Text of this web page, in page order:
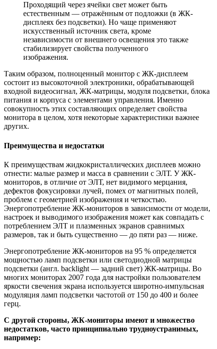
Проходящий через ячейки свет может быть
естественным — отражённым от подложки (в ЖК-
дисплеях без подсветки). Но чаще применяют
искусственный источник света, кроме
независимости от внешнего освещения это также
стабилизирует свойства полученного
изображения.
Таким образом, полноценный монитор с ЖК-дисплеем
состоит из высокоточной электроники, обрабатывающей
входной видеосигнал, ЖК-матрицы, модуля подсветки, блока
питания и корпуса с элементами управления. Именно
совокупность этих составляющих определяет свойства
монитора в целом, хотя некоторые характеристики важнее
других.
Преимущества и недостатки
К преимуществам жидкокристаллических дисплеев можно
отнести: малые размер и масса в сравнении с ЭЛТ. У ЖК-
мониторов, в отличие от ЭЛТ, нет видимого мерцания,
дефектов фокусировки лучей, помех от магнитных полей,
проблем с геометрией изображения и четкостью.
Энергопотребление ЖК-мониторов в зависимости от модели,
настроек и выводимого изображения может как совпадать с
потреблением ЭЛТ и плазменных экранов сравнимых
размеров, так и быть существенно — до пяти раз — ниже.
Энергопотребление ЖК-мониторов на 95 % определяется
мощностью ламп подсветки или светодиодной матрицы
подсветки (англ. backlight — задний свет) ЖК-матрицы. Во
многих мониторах 2007 года для настройки пользователем
яркости свечения экрана используется широтно-импульсная
модуляция ламп подсветки частотой от 150 до 400 и более
герц.
С другой стороны, ЖК-мониторы имеют и множество
недостатков, часто принципиально трудноустранимых,
например: